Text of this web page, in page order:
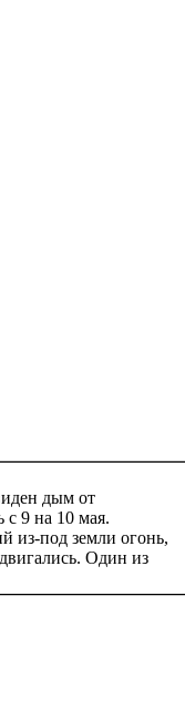
дым от
с 9 на 10 мая.
из-под земли огонь,
Один из